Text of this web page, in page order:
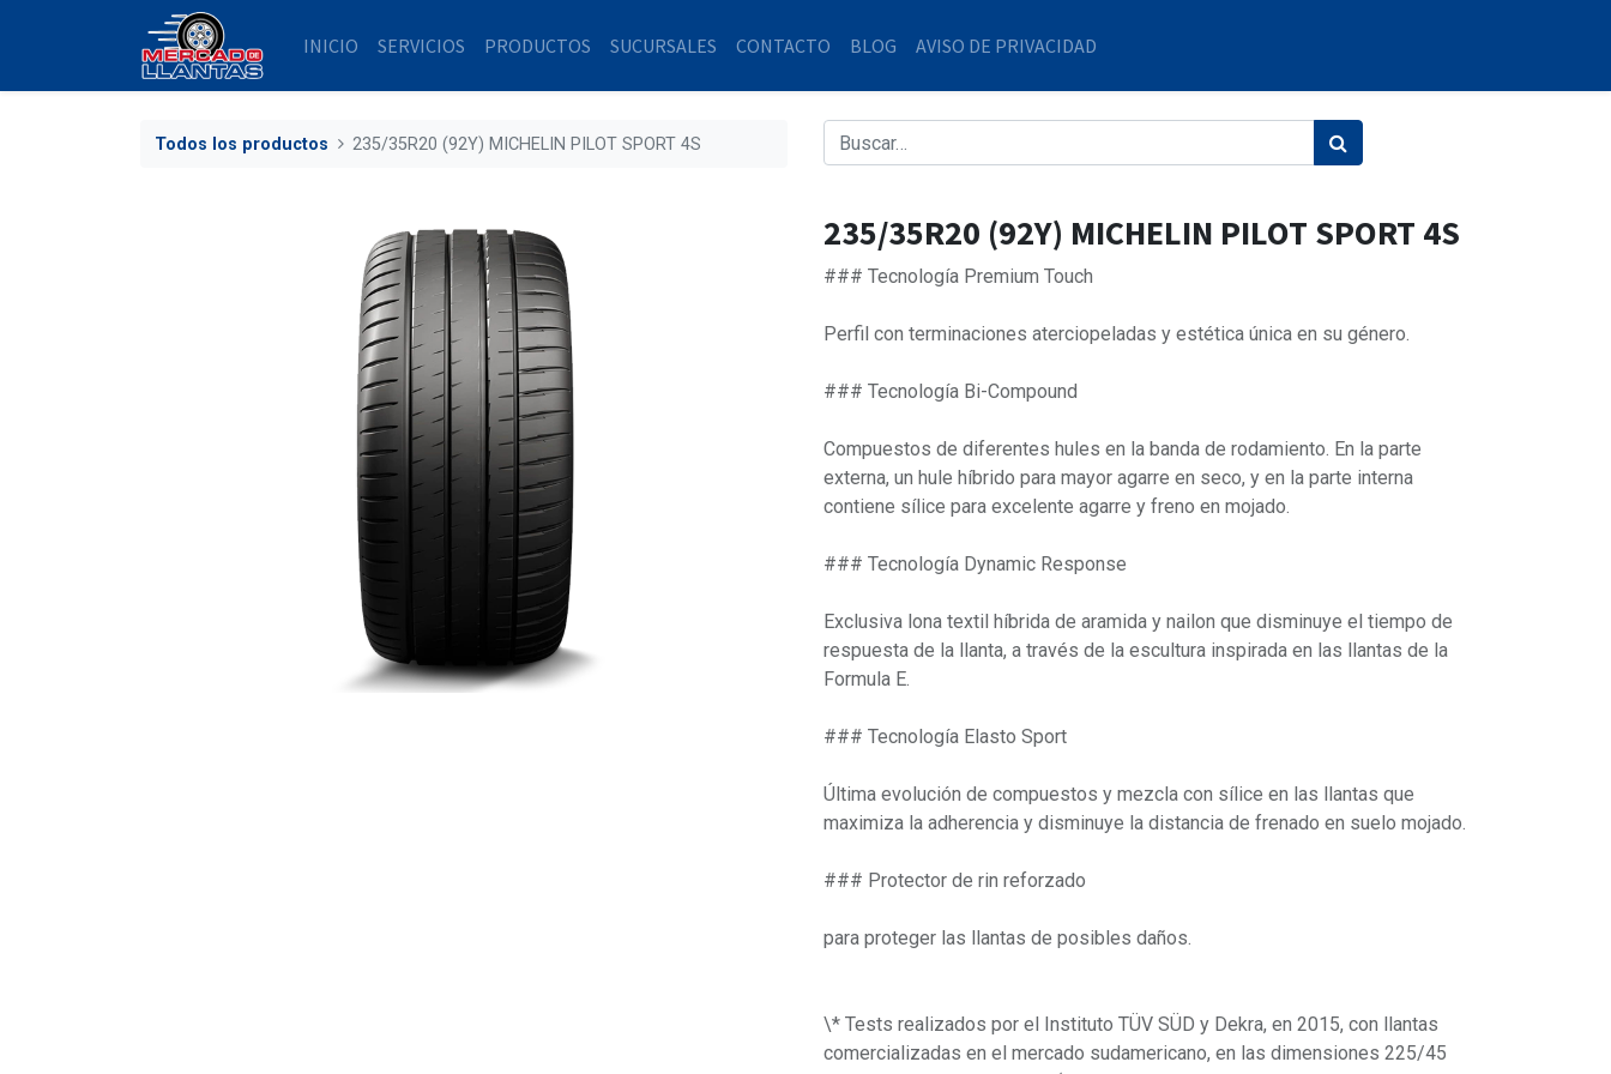
INICIO SERVICIOS PRODUCTOS SUCURSALES CONTACTO BLOG AVISO DE PRIVACIDAD
Todos los productos 235/35R20 (92Y) MICHELIN PILOT SPORT 4S
235/35R20 (92Y) MICHELIN PILOT SPORT 4S
### Tecnología Premium Touch
Perfil con terminaciones aterciopeladas y estética única en su género.
### Tecnología Bi-Compound
Compuestos de diferentes hules en la banda de rodamiento. En la parte
externa, un hule híbrido para mayor agarre en seco, y en la parte interna
contiene sílice para excelente agarre y freno en mojado.
### Tecnología Dynamic Response
Exclusiva lona textil híbrida de aramida y nailon que disminuye el tiempo de
respuesta de la llanta, a través de la escultura inspirada en las llantas de la
Formula E.
### Tecnología Elasto Sport
Última evolución de compuestos y mezcla con sílice en las llantas que
maximiza la adherencia y disminuye la distancia de frenado en suelo mojado.
### Protector de rin reforzado
para proteger las llantas de posibles daños.
\* Tests realizados por el Instituto TÜV SÜD y Dekra, en 2015, con llantas
comercializadas en el mercado sudamericano, en las dimensiones 225/45